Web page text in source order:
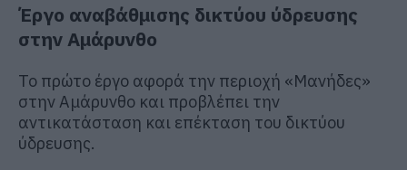
Έργο αναβάθμισης δικτύου ύδρευσης
στην Αμάρυνθο
Το πρώτο έργο αφορά την περιοχή «Μανήδες»
στην Αμάρυνθο και προβλέπει την
αντικατάσταση και επέκταση του δικτύου
ύδρευσης.